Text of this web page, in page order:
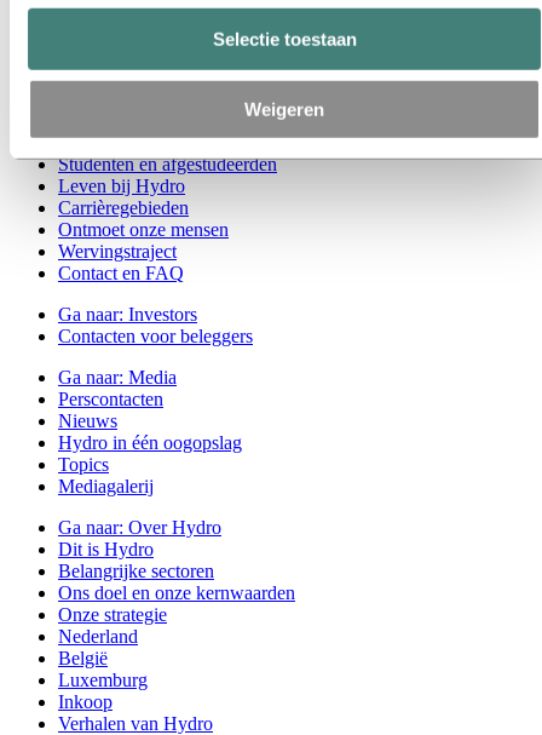
Selectie toestaan
Weigeren
Duurzaamheidsrapportage
Routekaart naar net-zero
Contactpersoon duurzaamheid
Vacatures
Studenten en afgestudeerden
Leven bij Hydro
Carrièregebieden
Ontmoet onze mensen
Wervingstraject
Contact en FAQ
Ga naar: Investors
Contacten voor beleggers
Ga naar: Media
Perscontacten
Nieuws
Hydro in één oogopslag
Topics
Mediagalerij
Ga naar: Over Hydro
Dit is Hydro
Belangrijke sectoren
Ons doel en onze kernwaarden
Onze strategie
Nederland
België
Luxemburg
Inkoop
Verhalen van Hydro